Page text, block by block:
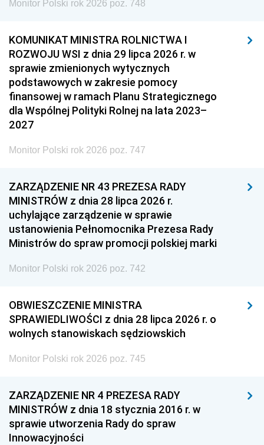
Monitor Polski rok 2026 poz. 748
KOMUNIKAT MINISTRA ROLNICTWA I
ROZWOJU WSI z dnia 29 lipca 2026 r. w
sprawie zmienionych wytycznych
podstawowych w zakresie pomocy
finansowej w ramach Planu Strategicznego
dla Wspólnej Polityki Rolnej na lata 2023–
2027
Monitor Polski rok 2026 poz. 747
ZARZĄDZENIE NR 43 PREZESA RADY
MINISTRÓW z dnia 28 lipca 2026 r.
uchylające zarządzenie w sprawie
ustanowienia Pełnomocnika Prezesa Rady
Ministrów do spraw promocji polskiej marki
Monitor Polski rok 2026 poz. 742
OBWIESZCZENIE MINISTRA
SPRAWIEDLIWOŚCI z dnia 28 lipca 2026 r. o
wolnych stanowiskach sędziowskich
Monitor Polski rok 2026 poz. 745
ZARZĄDZENIE NR 4 PREZESA RADY
MINISTRÓW z dnia 18 stycznia 2016 r. w
sprawie utworzenia Rady do spraw
Innowacyjności